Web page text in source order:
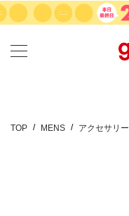
カテゴリーから探す
カテゴリ
サイズ
TOP MENS アクセサリー